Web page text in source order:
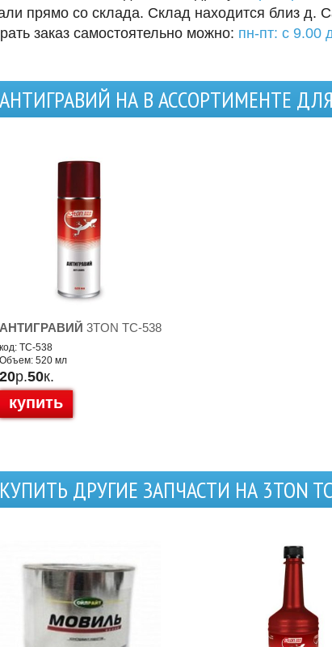
прямо со склада. Склад находится близ д.
заказ самостоятельно можно: пн-пт: с 9.00
АНТИГРАВИЙ НА В АССОРТИМЕНТЕ
АНТИГРАВИЙ 3TON TC-538
код: TC-538
Объем: 520 мл
20р.50к.
купить
КУПИТЬ ДРУГИЕ ЗАПЧАСТИ НА 3TON